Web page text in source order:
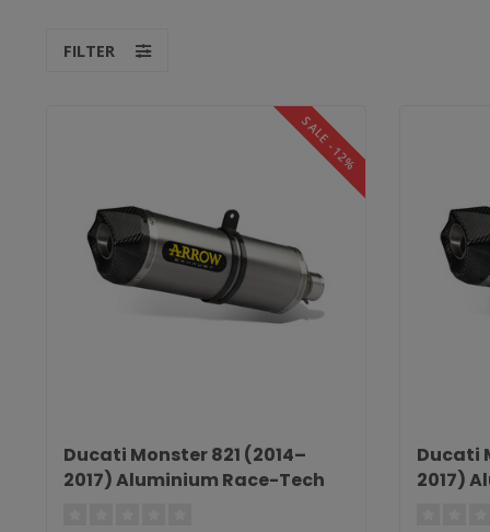
FILTER
SALE -12%
Ducati Monster 821 (2014–
2017) Aluminium Race-Tech
Ducati
2017)